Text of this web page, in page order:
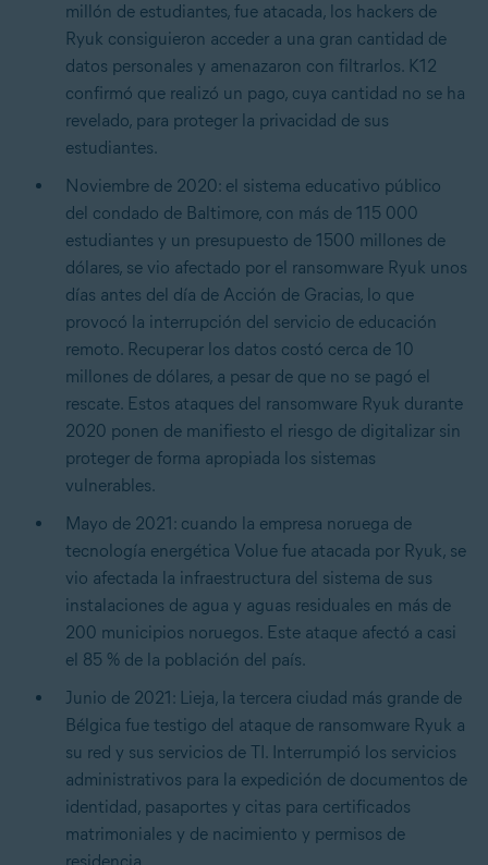
millón de estudiantes, fue atacada, los hackers de
Ryuk consiguieron acceder a una gran cantidad de
datos personales y amenazaron con filtrarlos. K12
confirmó que realizó un pago, cuya cantidad no se ha
revelado, para proteger la privacidad de sus
estudiantes.
Noviembre de 2020: el sistema educativo público
del condado de Baltimore, con más de 115 000
estudiantes y un presupuesto de 1500 millones de
dólares, se vio afectado por el ransomware Ryuk unos
días antes del día de Acción de Gracias, lo que
provocó la interrupción del servicio de educación
remoto. Recuperar los datos costó cerca de 10
millones de dólares, a pesar de que no se pagó el
rescate. Estos ataques del ransomware Ryuk durante
2020 ponen de manifiesto el riesgo de digitalizar sin
proteger de forma apropiada los sistemas
vulnerables.
Mayo de 2021: cuando la empresa noruega de
tecnología energética Volue fue atacada por Ryuk, se
vio afectada la infraestructura del sistema de sus
instalaciones de agua y aguas residuales en más de
200 municipios noruegos. Este ataque afectó a casi
el 85 % de la población del país.
Junio de 2021: Lieja, la tercera ciudad más grande de
Bélgica fue testigo del ataque de ransomware Ryuk a
su red y sus servicios de TI. Interrumpió los servicios
administrativos para la expedición de documentos de
identidad, pasaportes y citas para certificados
matrimoniales y de nacimiento y permisos de